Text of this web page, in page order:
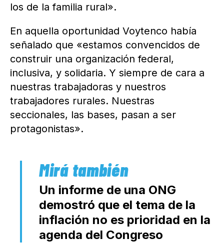
los de la familia rural».
En aquella oportunidad Voytenco había
señalado que «estamos convencidos de
construir una organización federal,
inclusiva, y solidaria. Y siempre de cara a
nuestras trabajadoras y nuestros
trabajadores rurales. Nuestras
seccionales, las bases, pasan a ser
protagonistas».
Un informe de una ONG
demostró que el tema de la
inflación no es prioridad en la
agenda del Congreso